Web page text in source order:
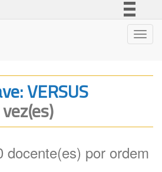
Legislação
VERSUS
docente(es) por ordem